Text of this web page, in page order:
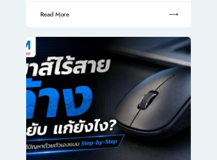
Read More